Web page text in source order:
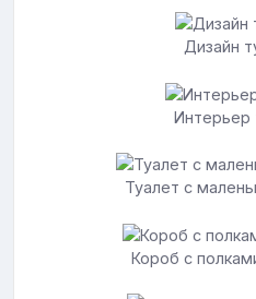
Дизайн
Интерьер
Туалет с
Короб с